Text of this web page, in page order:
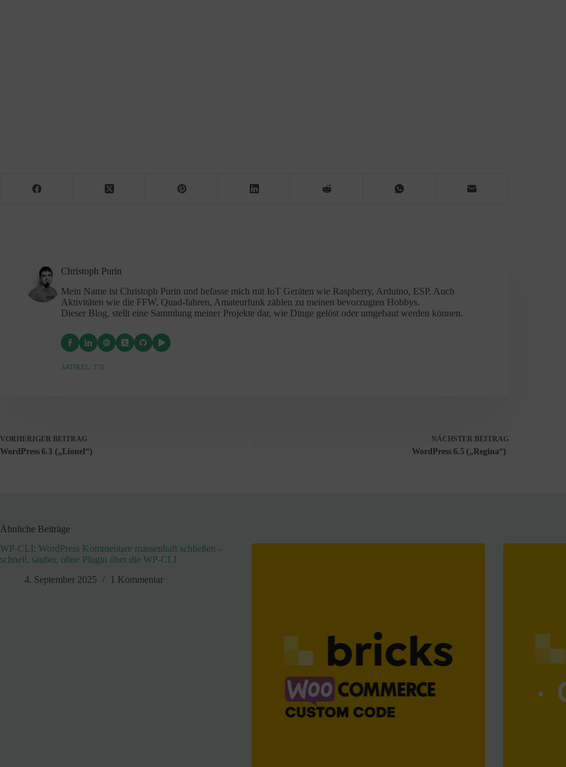
Christoph Purin
Mein Name ist Christoph Purin und befasse mich mit IoT Geräten wie Raspberry, Arduino, ESP. Auch
Aktivitäten wie die FFW, Quad-fahren, Amateurfunk zählen zu meinen bevorzugten Hobbys.
Dieser Blog, stellt eine Sammlung meiner Projekte dar, wie Dinge gelöst oder umgebaut werden können.
ARTIKEL: 378
VORHERIGER BEITRAG
WordPress 6.3 („Lionel“)
NÄCHSTER BEITRAG
WordPress 6.5 („Regina“)
Ähnliche Beiträge
WP-CLI: WordPress Kommentare massenhaft schließen –
schnell, sauber, ohne Plugin über die WP-CLI
4. September 2025
1 Kommentar